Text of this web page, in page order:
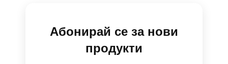
Абонирай се за нови
продукти